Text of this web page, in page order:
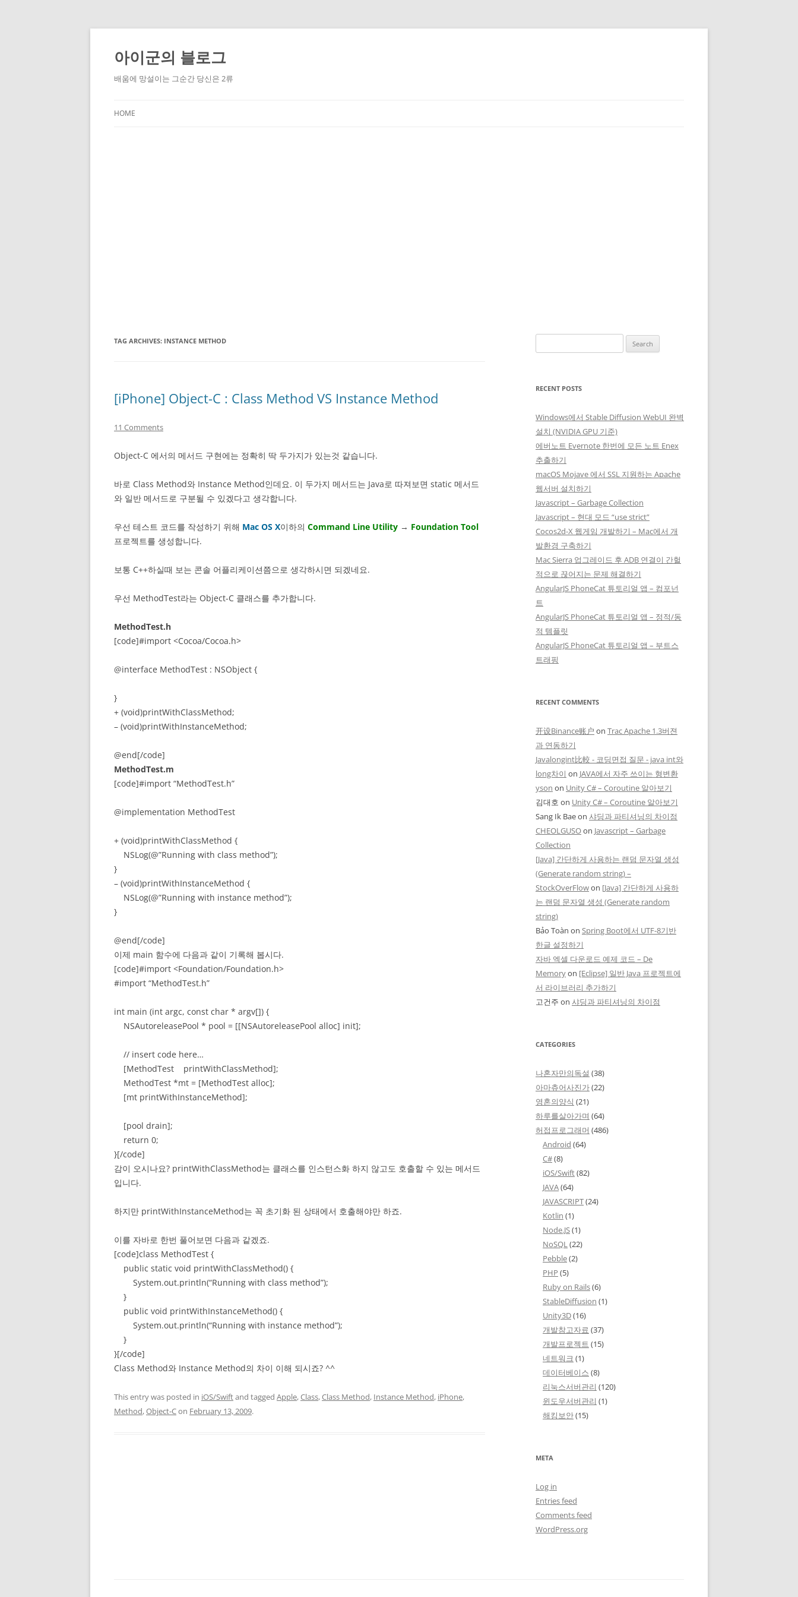
Skip
content
아이군의 블로그
배움에 망설이는 그순간 당신은 2류
HOME
TAG ARCHIVES: INSTANCE METHOD
[iPhone] Object-C : Class Method VS Instance Method
11 Comments
Object-C 에서의 메서드 구현에는 정확히 딱 두가지가 있는것 같습니다.
바로 Class Method와 Instance Method인데요. 이 두가지 메서드는 Java로 따져보면 static 메서드
와 일반 메서드로 구분될 수 있겠다고 생각합니다.
우선 테스트 코드를 작성하기 위해 Mac OS X이하의 Command Line Utility → Foundation Tool
프로젝트를 생성합니다.
보통 C++하실때 보는 콘솔 어플리케이션쯤으로 생각하시면 되겠네요.
우선 MethodTest라는 Object-C 클래스를 추가합니다.
MethodTest.h
[code]#import <Cocoa/Cocoa.h>
@interface MethodTest : NSObject {
}
+ (void)printWithClassMethod;
– (void)printWithInstanceMethod;
@end[/code]
MethodTest.m
[code]#import “MethodTest.h”
@implementation MethodTest
+ (void)printWithClassMethod {
NSLog(@”Running with class method”);
}
– (void)printWithInstanceMethod {
NSLog(@”Running with instance method”);
}
@end[/code]
이제 main 함수에 다음과 같이 기록해 봅시다.
[code]#import <Foundation/Foundation.h>
#import “MethodTest.h”
int main (int argc, const char * argv[]) {
NSAutoreleasePool * pool = [[NSAutoreleasePool alloc] init];
// insert code here…
[MethodTest printWithClassMethod];
MethodTest *mt = [MethodTest alloc];
[mt printWithInstanceMethod];
[pool drain];
return 0;
}[/code]
감이 오시나요? printWithClassMethod는 클래스를 인스턴스화 하지 않고도 호출할 수 있는 메서드
입니다.
하지만 printWithInstanceMethod는 꼭 초기화 된 상태에서 호출해야만 하죠.
이를 자바로 한번 풀어보면 다음과 같겠죠.
[code]class MethodTest {
public static void printWithClassMethod() {
System.out.println(“Running with class method”);
}
public void printWithInstanceMethod() {
System.out.println(“Running with instance method”);
}
}[/code]
Class Method와 Instance Method의 차이 이해 되시죠? ^^
This entry was posted in iOS/Swiftand tagged Apple,Class,Class Method, Instance Method, iPhone,
Method,Object-Con February 13, 2009.
for:
RECENT POSTS
Windows에서 Stable Diffusion WebUI 완벽
설치 (NVIDIA GPU 기준)
에버노트 Evernote 한번에 모든 노트 Enex
추출하기
macOS Mojave 에서 SSL 지원하는 Apache
웹서버 설치하기
Javascript – Garbage Collection
Javascript – 현대 모드 “use strict”
Cocos2d-X 웹게임 개발하기 – Mac에서 개
발환경 구축하기
Mac Sierra 업그레이드 후 ADB 연결이 간헐
적으로 끊어지는 문제 해결하기
AngularJS PhoneCat 튜토리얼 앱 – 컴포넌
트
AngularJS PhoneCat 튜토리얼 앱 – 정적/동
적 템플릿
AngularJS PhoneCat 튜토리얼 앱 – 부트스
트래핑
RECENT COMMENTS
开设Binance账户 on Trac Apache 1.3버젼
과 연동하기
Javalongint比較 - 코딩면접 질문 - java int와
long차이 on JAVA에서 자주 쓰이는 형변환
yson on Unity C# – Coroutine 알아보기
김대호 on Unity C# – Coroutine 알아보기
Sang Ik Baeon 샤딩과 파티셔닝의 차이점
CHEOLGUSOon Javascript – Garbage
Collection
[Java] 간단하게 사용하는 랜덤 문자열 생성
(Generate random string) –
StockOverFlowon [Java] 간단하게 사용하
는 랜덤 문자열 생성 (Generate random
string)
Bảo Toàn on Spring Boot에서 UTF-8기반
한글 설정하기
자바 엑셀 다운로드 예제 코드 – De
Memoryon [Eclipse] 일반 Java 프로젝트에
서 라이브러리 추가하기
고건주 on 샤딩과 파티셔닝의 차이점
CATEGORIES
나혼자만의독설 (38)
아마츄어사진가(22)
영혼의양식 (21)
하루를살아가며 (64)
허접프로그래머 (486)
Android (64)
C#(8)
iOS/Swift(82)
JAVA(64)
JAVASCRIPT(24)
Kotlin (1)
Node.JS(1)
NoSQL(22)
Pebble(2)
PHP (5)
Ruby on Rails(6)
StableDiffusion (1)
Unity3D(16)
개발참고자료 (37)
개발프로젝트 (15)
네트워크 (1)
데이터베이스 (8)
리눅스서버관리 (120)
윈도우서버관리 (1)
해킹보안(15)
META
Log in
Entries feed
Comments feed
WordPress.org